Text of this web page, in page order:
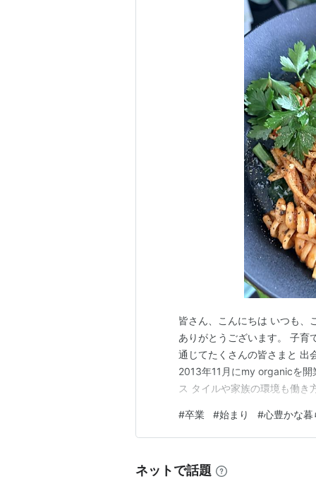
皆さん、こんにちは いつも、
ありがとうございます。 子育
通じてたくさんの皆さまと 出
2013年11月にmy organicを開
ス タイルや家族の環境も働き
もう6年も前になるんですね
に任せて変わっていった”ので
#卒業 #始まり #心豊かな暮
ネットで話題